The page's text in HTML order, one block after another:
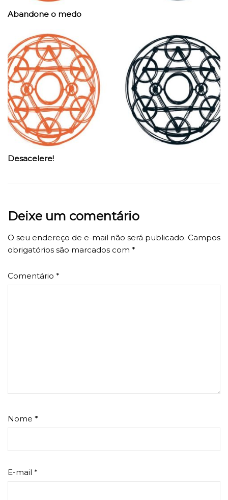
Abandone o medo
Desacelere!
Deixe um comentário
O seu endereço de e-mail não será publicado. Campos
obrigatórios são marcados com *
Comentário *
Nome *
E-mail *